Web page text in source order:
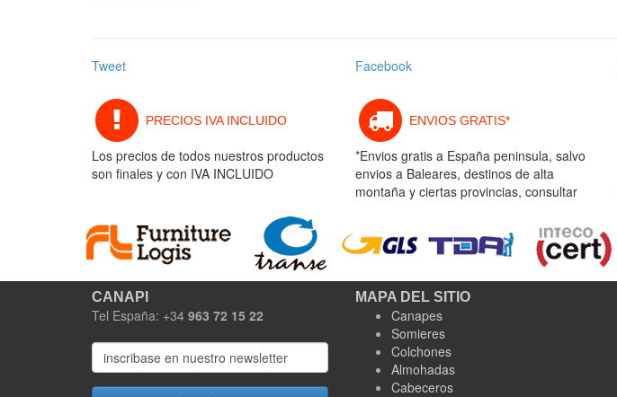
Tweet Facebook
PRECIOS IVA INCLUIDO
Los precios de todos nuestros productos
son finales y con IVA INCLUIDO
ENVIOS GRATIS*
*Envios gratis a España peninsula, salvo
envios a Baleares, destinos de alta
montaña y ciertas provincias, consultar
CANAPI
Tel España: +34 963 72 15 22
MAPA DEL SITIO
Canapes
Somieres
Colchones
Almohadas
Cabeceros